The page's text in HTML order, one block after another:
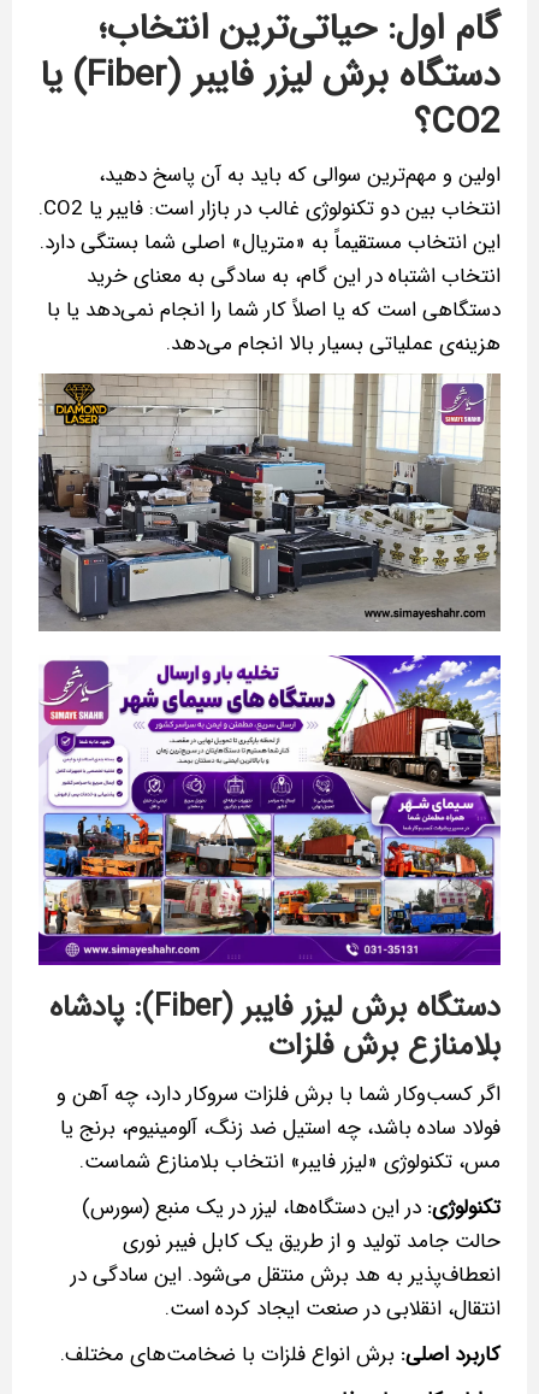
گام اول: حیاتی‌ترین انتخاب؛
دستگاه برش لیزر فایبر (Fiber) یا
CO2؟
اولین و مهم‌ترین سوالی که باید به آن پاسخ دهید،
انتخاب بین دو تکنولوژی غالب در بازار است: فایبر یا CO2.
این انتخاب مستقیماً به «متریال» اصلی شما بستگی دارد.
انتخاب اشتباه در این گام، به سادگی به معنای خرید
دستگاهی است که یا اصلاً کار شما را انجام نمی‌دهد یا با
هزینه‌ی عملیاتی بسیار بالا انجام می‌دهد.
دستگاه برش لیزر فایبر (Fiber): پادشاه
بلامنازع برش فلزات
اگر کسب‌وکار شما با برش فلزات سروکار دارد، چه آهن و
فولاد ساده باشد، چه استیل ضد زنگ، آلومینیوم، برنج یا
مس، تکنولوژی «لیزر فایبر» انتخاب بلامنازع شماست.
تکنولوژی: در این دستگاه‌ها، لیزر در یک منبع (سورس)
حالت جامد تولید و از طریق یک کابل فیبر نوری
انعطاف‌پذیر به هد برش منتقل می‌شود. این سادگی در
انتقال، انقلابی در صنعت ایجاد کرده است.
کاربرد اصلی: برش انواع فلزات با ضخامت‌های مختلف.